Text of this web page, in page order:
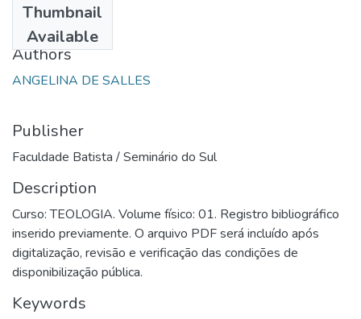
Thumbnail
Available
1989
Authors
ANGELINA DE SALLES
Publisher
Faculdade Batista / Seminário do Sul
Description
Curso: TEOLOGIA. Volume físico: 01. Registro bibliográfico
inserido previamente. O arquivo PDF será incluído após
digitalização, revisão e verificação das condições de
disponibilização pública.
Keywords